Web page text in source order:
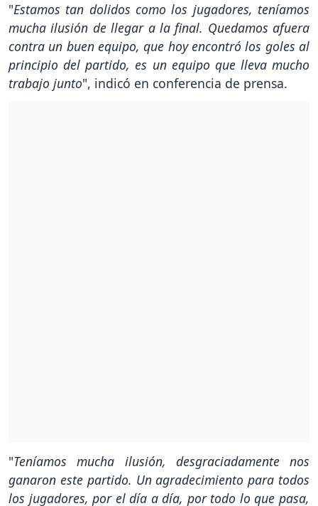
"Estamos tan dolidos como los jugadores, teníamos
mucha ilusión de llegar a la final. Quedamos afuera
contra un buen equipo, que hoy encontró los goles al
principio del partido, es un equipo que lleva mucho
trabajo junto", indicó en conferencia de prensa.
"Teníamos mucha ilusión, desgraciadamente nos
ganaron este partido. Un agradecimiento para todos
los jugadores, por el día a día, por todo lo que pasa,